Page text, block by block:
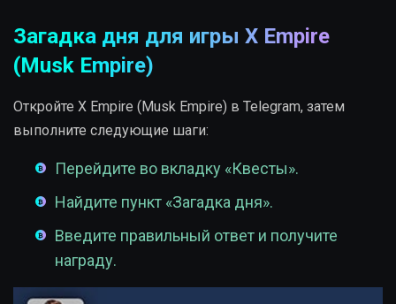
Загадка дня для игры X Empire
(Musk Empire)
Откройте X Empire (Musk Empire) в Telegram, затем
выполните следующие шаги:
Перейдите во вкладку «Квесты».
Найдите пункт «Загадка дня».
Введите правильный ответ и получите
награду.